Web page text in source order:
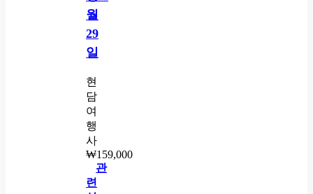
월
29
일
현
담
여
행
사
₩159,000
관
련